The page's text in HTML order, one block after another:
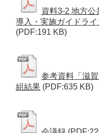
資料3-2 地方
導入・実施ガイドラ
(PDF:191 KB)
参考資料「滋
組結果 (PDF:635 KB)